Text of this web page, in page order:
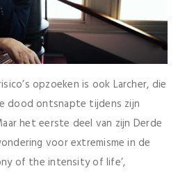
opzoeken is ook Larcher, die
dood ontsnapte tijdens zijn
het eerste deel van zijn Derde
voor extremisme in de
of the intensity of life’,